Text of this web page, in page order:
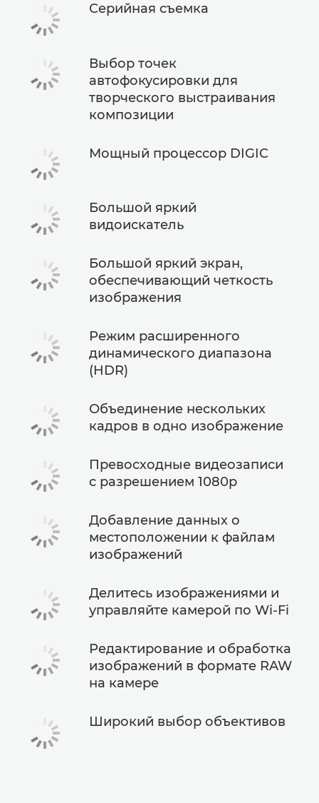
Серийная съемка
Выбор точек
автофокусировки для
творческого выстраивания
композиции
Мощный процессор DIGIC
Большой яркий
видоискатель
Большой яркий экран,
обеспечивающий четкость
изображения
Режим расширенного
динамического диапазона
(HDR)
Объединение нескольких
кадров в одно изображение
Превосходные видеозаписи
с разрешением 1080p
Добавление данных о
местоположении к файлам
изображений
Делитесь изображениями и
управляйте камерой по Wi-Fi
Редактирование и обработка
изображений в формате RAW
на камере
Широкий выбор объективов